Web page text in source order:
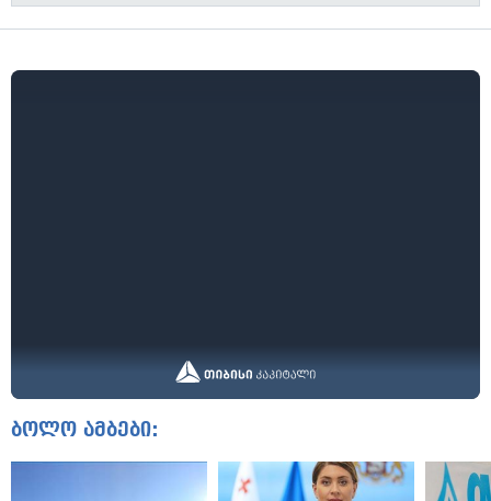
ბოლო ამბები: